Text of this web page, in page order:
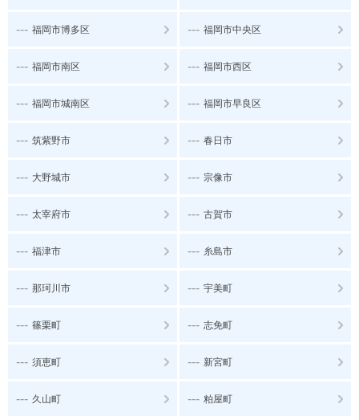
--- 福岡市博多区 --- 福岡市中央区
--- 福岡市南区 --- 福岡市西区
--- 福岡市城南区 --- 福岡市早良区
--- 筑紫野市 --- 春日市
--- 大野城市 --- 宗像市
--- 太宰府市 --- 古賀市
--- 福津市 --- 糸島市
--- 那珂川市 --- 宇美町
--- 篠栗町 --- 志免町
--- 須恵町 --- 新宮町
--- 久山町 --- 粕屋町